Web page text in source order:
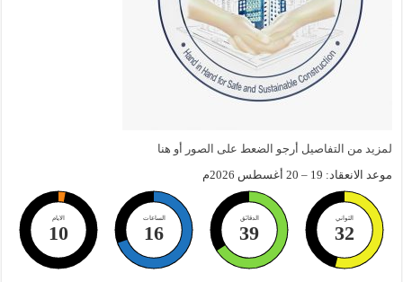
لمزيد من التفاصيل أرجو الضعط على الصور أو هنا
موعد الانعقاد: 19 – 20 أغسطس 2026م
الايام
10
الساعات
16
الدقائق
39
الثواني
31